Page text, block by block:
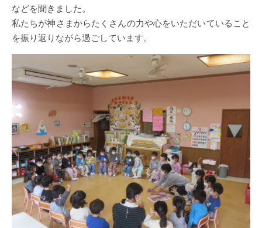
などを聞きました。
私たちが神さまからたくさんの力や心をいただいていること
を振り返りながら過ごしています。